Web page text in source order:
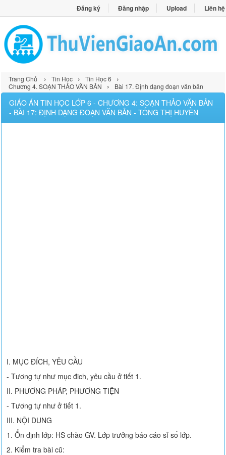
Đăng ký Đăng nhập Upload Liên hệ
Trang Chủ › Tin Học › Tin Học 6 ›
Chương 4. SOẠN THẢO VĂN BẢN › Bài 17. Định dạng đoạn văn bản
GIÁO ÁN TIN HỌC LỚP 6 - CHƯƠNG 4: SOẠN THẢO VĂN BẢN
- BÀI 17: ĐỊNH DẠNG ĐOẠN VĂN BẢN - TỐNG THỊ HUYỀN
I. MỤC ĐÍCH, YÊU CẦU
- Tương tự như mục đich, yêu cầu ở tiết 1.
II. PHƯƠNG PHÁP, PHƯƠNG TIỆN
- Tương tự như ở tiết 1.
III. NỘI DUNG
1. Ổn định lớp: HS chào GV. Lớp trưởng báo cáo sỉ số lớp.
2. Kiểm tra bài cũ: